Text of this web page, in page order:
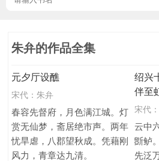
朱弁的作品全集
元夕厅设醮
宋代：朱弁
春容先督府，月色满江城。灯
赏无仙梦，斋居绝市声。两年
忧旱虐，八郡望秋成。凭藉刚
风力，青章达九清。
绍兴
伴至
宋代：
云中
斵鲈
先泛